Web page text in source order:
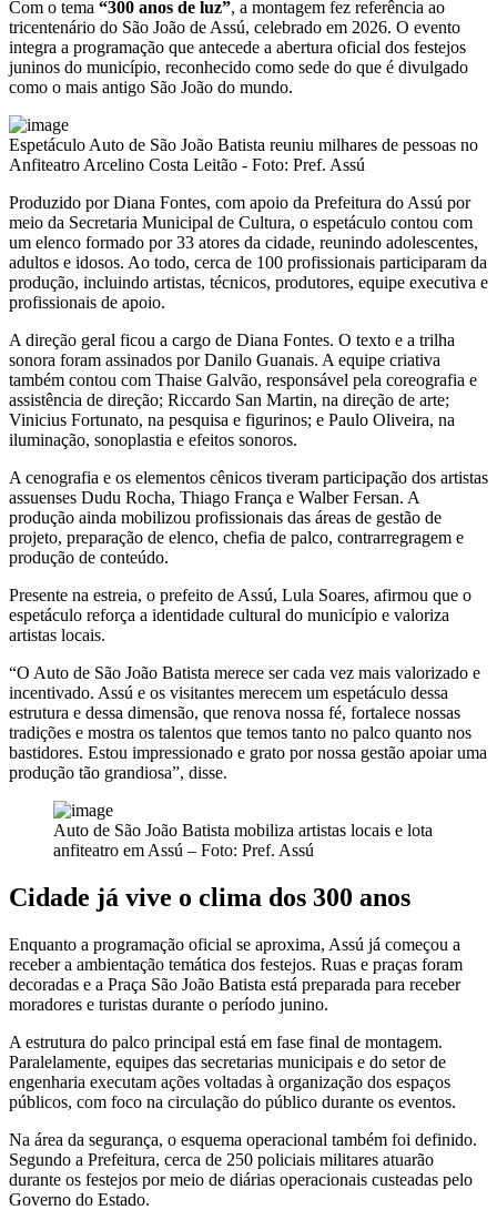
Com o tema “300 anos de luz”, a montagem fez referência ao
tricentenário do São João de Assú, celebrado em 2026. O evento
integra a programação que antecede a abertura oficial dos festejos
juninos do município, reconhecido como sede do que é divulgado
como o mais antigo São João do mundo.
Espetáculo Auto de São João Batista reuniu milhares de pessoas no
Anfiteatro Arcelino Costa Leitão - Foto: Pref. Assú
Produzido por Diana Fontes, com apoio da Prefeitura do Assú por
meio da Secretaria Municipal de Cultura, o espetáculo contou com
um elenco formado por 33 atores da cidade, reunindo adolescentes,
adultos e idosos. Ao todo, cerca de 100 profissionais participaram da
produção, incluindo artistas, técnicos, produtores, equipe executiva e
profissionais de apoio.
A direção geral ficou a cargo de Diana Fontes. O texto e a trilha
sonora foram assinados por Danilo Guanais. A equipe criativa
também contou com Thaise Galvão, responsável pela coreografia e
assistência de direção; Riccardo San Martin, na direção de arte;
Vinicius Fortunato, na pesquisa e figurinos; e Paulo Oliveira, na
iluminação, sonoplastia e efeitos sonoros.
A cenografia e os elementos cênicos tiveram participação dos artistas
assuenses Dudu Rocha, Thiago França e Walber Fersan. A
produção ainda mobilizou profissionais das áreas de gestão de
projeto, preparação de elenco, chefia de palco, contrarregragem e
produção de conteúdo.
Presente na estreia, o prefeito de Assú, Lula Soares, afirmou que o
espetáculo reforça a identidade cultural do município e valoriza
artistas locais.
“O Auto de São João Batista merece ser cada vez mais valorizado e
incentivado. Assú e os visitantes merecem um espetáculo dessa
estrutura e dessa dimensão, que renova nossa fé, fortalece nossas
tradições e mostra os talentos que temos tanto no palco quanto nos
bastidores. Estou impressionado e grato por nossa gestão apoiar uma
produção tão grandiosa”, disse.
Auto de São João Batista mobiliza artistas locais e lota
anfiteatro em Assú – Foto: Pref. Assú
Cidade já vive o clima dos 300 anos
Enquanto a programação oficial se aproxima, Assú já começou a
receber a ambientação temática dos festejos. Ruas e praças foram
decoradas e a Praça São João Batista está preparada para receber
moradores e turistas durante o período junino.
A estrutura do palco principal está em fase final de montagem.
Paralelamente, equipes das secretarias municipais e do setor de
engenharia executam ações voltadas à organização dos espaços
públicos, com foco na circulação do público durante os eventos.
Na área da segurança, o esquema operacional também foi definido.
Segundo a Prefeitura, cerca de 250 policiais militares atuarão
durante os festejos por meio de diárias operacionais custeadas pelo
Governo do Estado.